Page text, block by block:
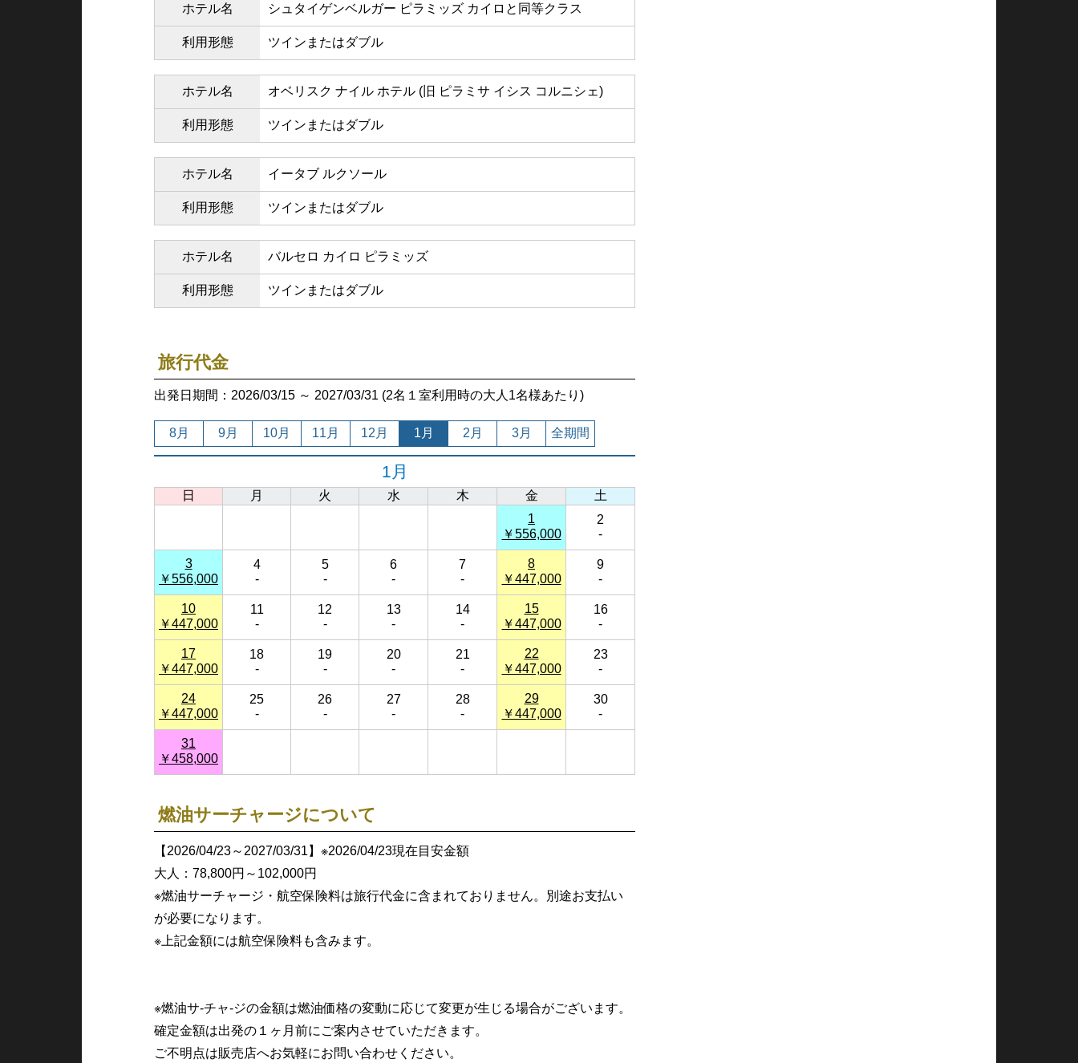
ホテル名 シュタイゲンベルガー ピラミッズ カイロと同等クラス
利用形態 ツインまたはダブル
ホテル名 オベリスク ナイル ホテル (旧 ピラミサ イシス コルニシェ)
利用形態 ツインまたはダブル
ホテル名 イータブ ルクソール
利用形態 ツインまたはダブル
ホテル名 バルセロ カイロ ピラミッズ
利用形態 ツインまたはダブル
旅行代金
出発日期間：2026/03/15 ～ 2027/03/31 (2名１室利用時の大人1名様あたり)
8月 9月 10月 11月 12月 1月 2月 3月 全期間
1月
日 月 火 水 木 金
土
1
￥556,000
2
-
3
￥556,000
4
-
5
-
6
-
7
-
8
￥447,000
9
-
10
￥447,000
11
-
12
-
13
-
14
-
15
￥447,000
16
-
17
￥447,000
18
-
19
-
20
-
21
-
22
￥447,000
23
-
24
￥447,000
25
-
26
-
27
-
28
-
29
￥447,000
30
-
31
￥458,000
燃油サーチャージについて
【2026/04/23～2027/03/31】※2026/04/23現在目安金額
大人：78,800円～102,000円
※燃油サーチャージ・航空保険料は旅行代金に含まれておりません。別途お支払い
が必要になります。
※上記金額には航空保険料も含みます。
※燃油サ-チャ-ジの金額は燃油価格の変動に応じて変更が生じる場合がございます。
確定金額は出発の１ヶ月前にご案内させていただきます。
ご不明点は販売店へお気軽にお問い合わせください。